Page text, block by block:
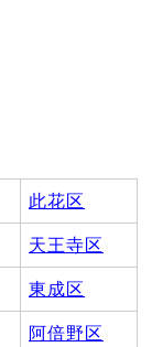
此花区
天王寺区
東成区
阿倍野区